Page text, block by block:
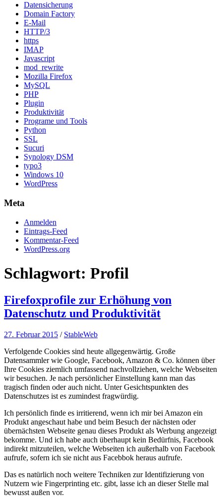
Datensicherung
Domain Factory
E-Mail
HTTP/3
https
IMAP
Javascript
mod_rewrite
Mozilla Firefox
MySQL
PHP
Plugin
Produktivität
Programe und Tools
Python
SSL
Sucuri
Synology DSM
typo3
Windows 10
WordPress
Meta
Anmelden
Eintrags-Feed
Kommentar-Feed
WordPress.org
Schlagwort: Profil
Firefoxprofile zur Erhöhung von
Datenschutz und Produktivität
27. Februar 2015 / StableWeb
Verfolgende Cookies sind heute allgegenwärtig. Große
Datensammler wie Google, Facebook, Amazon & Co. können über
Ihre Cookies ziemlich umfassend nachvollziehen, welche Webseiten
wir besuchen. Je nach persönlicher Einstellung kann man das
tragisch finden oder auch nicht. Unter Gesichtspunkten des
Datenschutzes ist es zumindest fragwürdig.
Ich persönlich finde es irritierend, wenn ich mir bei Amazon ein
Produkt angeschaut habe und beim Besuch der nächsten oder
übernächsten Webseite genau dieses Produkt als Werbung angezeigt
bekomme. Und ich habe auch überhaupt kein Bedürfnis, Facebook
indirekt mitzuteilen, welche Webseiten ich außerhalb von Facebook
aufrufe, sofern ich sie nicht aus Facebbok heraus aufrufe.
Das es natürlich noch weitere Techniken zur Identifizierung von
Nutzern wie Fingerprinting etc. gibt, lasse ich an dieser Stelle mal
bewusst außen vor.